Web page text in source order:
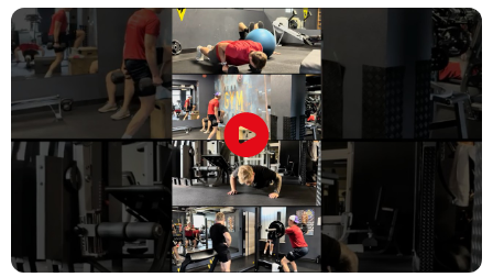
kterém se bude jednat.
Náhradní termín 32. kola
Úterý 27. ledna | Utkání 32. kola v Písku
, které se
mělo původně odehrát 31. ledna, bylo z důvodu
marodky Králů odloženo. Kluby se domluvily na
náhradním termínu, Bruslaři se s Pískem utkají
v pondělí 16. února od 18:00.